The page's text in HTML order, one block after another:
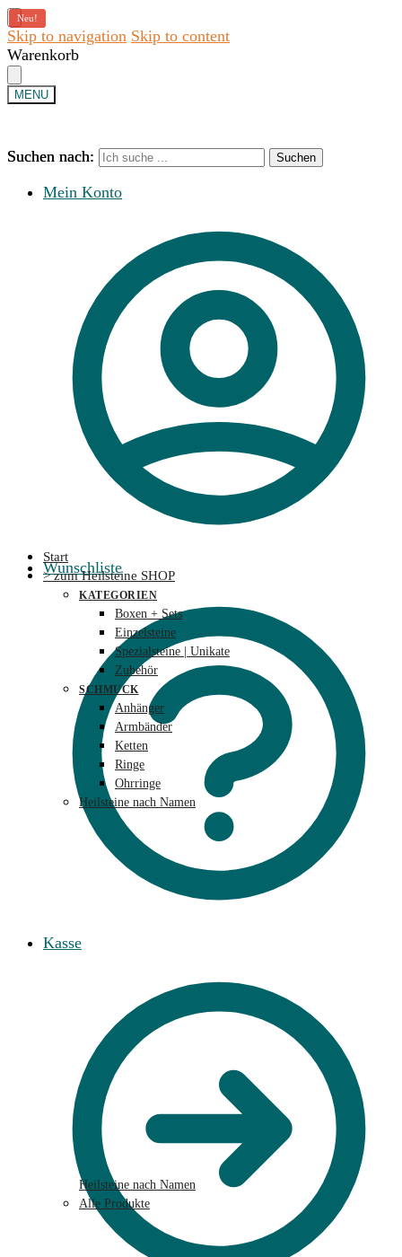
Skip to navigation Skip to content
Warenkorb
MENU
Suchen nach: Suchen
Mein Konto
Wunschliste
Kasse
Suchen nach: Suchen
Start
> zum Heilsteine SHOP
KATEGORIEN
Boxen + Sets
Einzelsteine
Spezialsteine | Unikate
Zubehör
SCHMUCK
Anhänger
Armbänder
Ketten
Ringe
Ohrringe
Heilsteine nach Namen
Heilsteine nach Namen
Alle Produkte
Neu!